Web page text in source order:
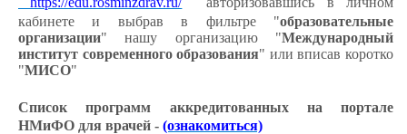
кабинете и выбрав в фильтре "образовательные
организации" нашу организацию "Международный
институт современного образования" или вписав коротко
"МИСО"
Список программ аккредитованных на портале
НМиФО для врачей - (ознакомиться)